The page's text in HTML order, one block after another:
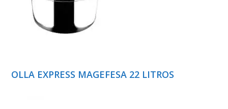
OLLA EXPRESS MAGEFESA 22 LITROS